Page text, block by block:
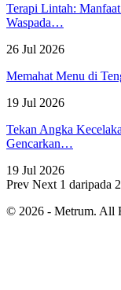
Terapi Lintah:
Waspada…
26 Jul 2026
Memahat Menu di
19 Jul 2026
Tekan Angka
Gencarkan…
19 Jul 2026
Prev Next 1 daripada
© 2026 - Metrum. All